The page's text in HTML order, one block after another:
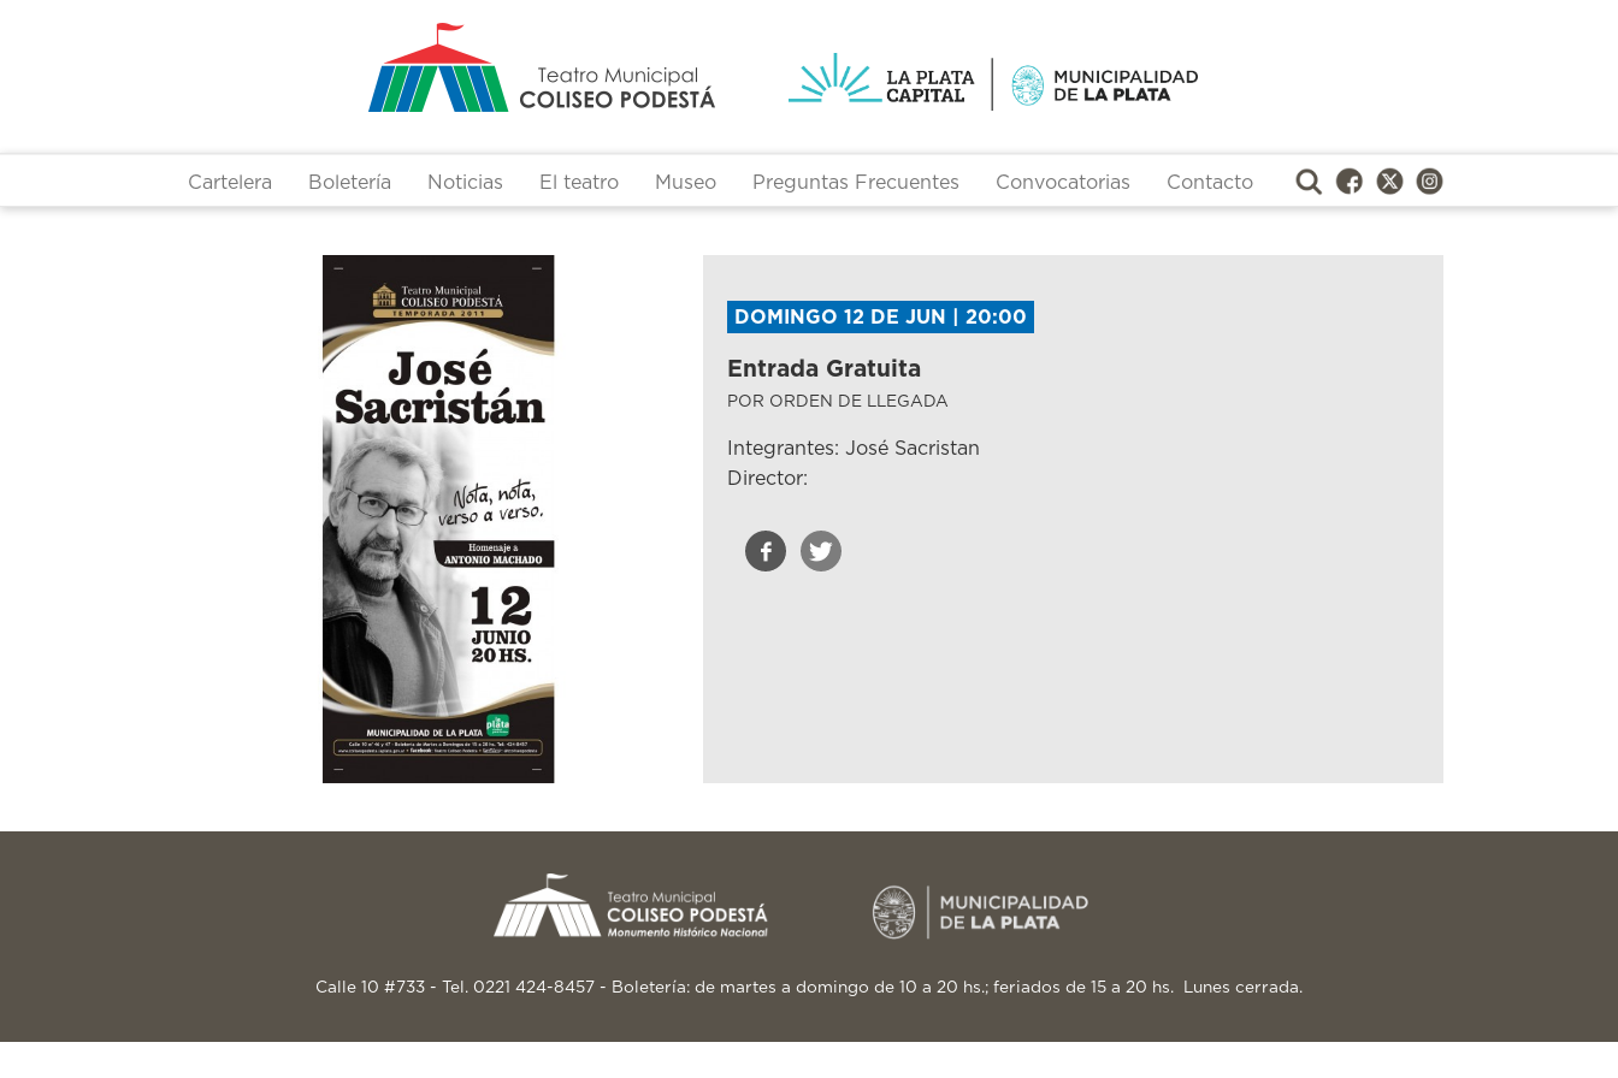
Cartelera Boletería Noticias El teatro Museo Preguntas Frecuentes Convocatorias Contacto
DOMINGO 12 DE JUN | 20:00
Entrada Gratuita
POR ORDEN DE LLEGADA
Integrantes: José Sacristan
Director:
Calle 10 #733 - Tel. 0221 424-8457 - Boletería: de martes a domingo de 10 a 20 hs.; feriados de 15 a 20 hs. Lunes cerrada.